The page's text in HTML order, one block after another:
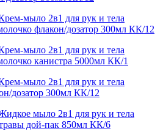
мыло 2в1 для рук и тела
флакон/дозатор 300мл КК/12
мыло 2в1 для рук и тела
канистра 5000мл КК/1
мыло 2в1 для рук и тела
дозатор 300мл КК/12
мыло 2в1 для рук и тела
дой-пак 850мл КК/6